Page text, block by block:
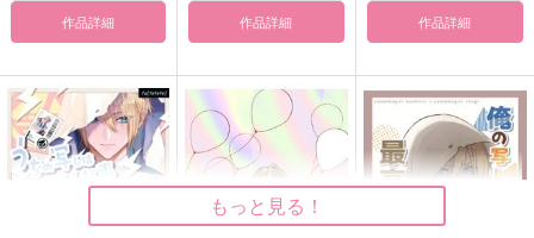
作品詳細 作品詳細 作品詳細
もっと見る！